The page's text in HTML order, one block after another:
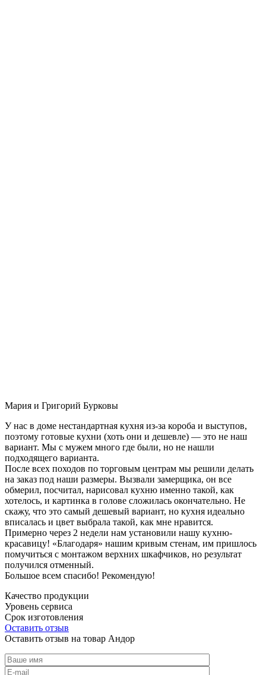
Мария и Григорий Бурковы
У нас в доме нестандартная кухня из-за короба и выступов,
поэтому готовые кухни (хоть они и дешевле) — это не наш
вариант. Мы с мужем много где были, но не нашли
подходящего варианта.
После всех походов по торговым центрам мы решили делать
на заказ под наши размеры. Вызвали замерщика, он все
обмерил, посчитал, нарисовал кухню именно такой, как
хотелось, и картинка в голове сложилась окончательно. Не
скажу, что это самый дешевый вариант, но кухня идеально
вписалась и цвет выбрала такой, как мне нравится.
Примерно через 2 недели нам установили нашу кухню-
красавицу! «Благодаря» нашим кривым стенам, им пришлось
помучиться с монтажом верхних шкафчиков, но результат
получился отменный.
Большое всем спасибо! Рекомендую!
Качество продукции
Уровень сервиса
Срок изготовления
Оставить отзыв
Оставить отзыв на товар Андор